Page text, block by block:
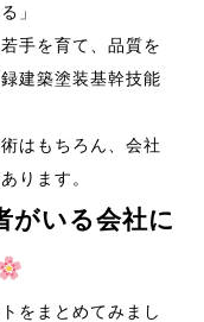
」
手を育て、品質を
建築塗装基幹技能
はもちろん、会社
ります。
がいる会社に
をまとめてみまし